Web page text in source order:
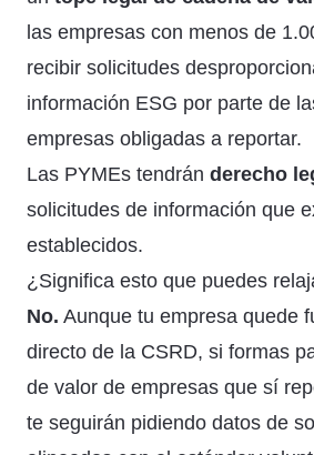
las empresas con menos de
recibir solicitudes
información ESG por parte de
empresas obligadas a reportar.
Las PYMEs tendrán derecho
solicitudes de información que
establecidos.
¿Significa esto que puedes
No. Aunque tu empresa quede
directo de la CSRD, si formas
de valor de empresas que sí
te seguirán pidiendo datos de